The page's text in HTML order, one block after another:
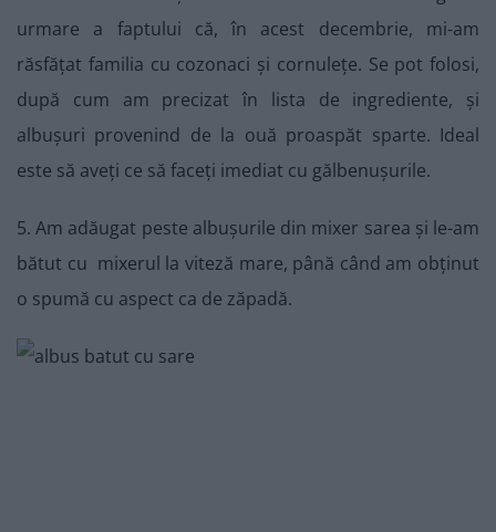
urmare a faptului că, în acest decembrie, mi-am
răsfățat familia cu cozonaci și cornulețe. Se pot folosi,
după cum am precizat în lista de ingrediente, și
albușuri provenind de la ouă proaspăt sparte. Ideal
este să aveți ce să faceți imediat cu gălbenușurile.
5. Am adăugat peste albușurile din mixer sarea și le-am
bătut cu mixerul la viteză mare, până când am obținut
o spumă cu aspect ca de zăpadă.